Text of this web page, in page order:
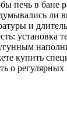
печь в бане
ли
и
установка
купить
о регулярных